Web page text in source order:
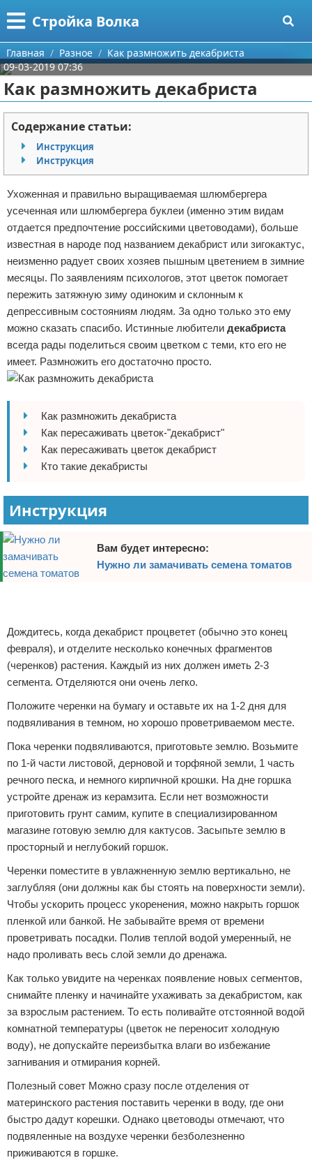
Стройка Волка
Меню
Главная
Категории
Строительство
Мебель
Интерьер и дизайн
Дизайн дачи
Дизайн квартиры
Кухня
Посуда
Ремонт
Ремонт дачи
Ремонт квартиры
Инструменты
Ванная
Домашний быт
Коммунальные услуги
Безопасность
Стройматериалы
Поиск
О проекте
Контакты
Сотрудничество
Размещение рекламы
Для правообладателей
Условия предоставления информации
Отказ от ответственности
Главная Разное
Как размножить декабриста
09-03-2019 07:36
Как размножить декабриста
Содержание статьи:
Инструкция
Инструкция
Ухоженная и правильно выращиваемая шлюмбергера
усеченная или шлюмбергера буклеи (именно этим видам
отдается предпочтение российскими цветоводами), больше
известная в народе под названием декабрист или зигокактус,
неизменно радует своих хозяев пышным цветением в зимние
месяцы. По заявлениям психологов, этот цветок помогает
пережить затяжную зиму одиноким и склонным к
депрессивным состояниям людям. За одно только это ему
можно сказать спасибо. Истинные любители декабриста
всегда рады поделиться своим цветком с теми, кто его не
имеет. Размножить его достаточно просто.
Как размножить декабриста
Как пересаживать цветок-"декабрист"
Как пересаживать цветок декабрист
Кто такие декабристы
Инструкция
Вам будет интересно:
Нужно ли замачивать семена томатов
Дождитесь, когда декабрист процветет (обычно это конец
февраля), и отделите несколько конечных фрагментов
(черенков) растения. Каждый из них должен иметь 2-3
сегмента. Отделяются они очень легко.
Положите черенки на бумагу и оставьте их на 1-2 дня для
подвяливания в темном, но хорошо проветриваемом месте.
Пока черенки подвяливаются, приготовьте землю. Возьмите
по 1-й части листовой, дерновой и торфяной земли, 1 часть
речного песка, и немного кирпичной крошки. На дне горшка
устройте дренаж из керамзита. Если нет возможности
приготовить грунт самим, купите в специализированном
магазине готовую землю для кактусов. Засыпьте землю в
просторный и неглубокий горшок.
Черенки поместите в увлажненную землю вертикально, не
заглубляя (они должны как бы стоять на поверхности земли).
Чтобы ускорить процесс укоренения, можно накрыть горшок
пленкой или банкой. Не забывайте время от времени
проветривать посадки. Полив теплой водой умеренный, не
надо проливать весь слой земли до дренажа.
Как только увидите на черенках появление новых сегментов,
снимайте пленку и начинайте ухаживать за декабристом, как
за взрослым растением. То есть поливайте отстоянной водой
комнатной температуры (цветок не переносит холодную
воду), не допускайте переизбытка влаги во избежание
загнивания и отмирания корней.
Полезный совет Можно сразу после отделения от
материнского растения поставить черенки в воду, где они
быстро дадут корешки. Однако цветоводы отмечают, что
подвяленные на воздухе черенки безболезненно
приживаются в горшке.